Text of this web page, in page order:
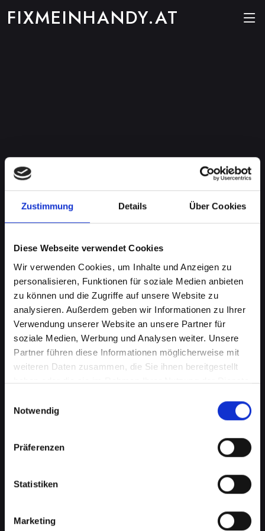
Zustimmung Details Über Cookies
Diese Webseite verwendet Cookies
Wir verwenden Cookies, um Inhalte und Anzeigen zu
personalisieren, Funktionen für soziale Medien anbieten
zu können und die Zugriffe auf unsere Website zu
analysieren. Außerdem geben wir Informationen zu Ihrer
Verwendung unserer Website an unsere Partner für
soziale Medien, Werbung und Analysen weiter. Unsere
Partner führen diese Informationen möglicherweise mit
weiteren Daten zusammen, die Sie ihnen bereitgestellt
haben oder die sie im Rahmen Ihrer Nutzung der Dienste
Notwendig
Präferenzen
Statistiken
Marketing
FIXMEINHANDY.AT
Mikrofondefekt bei Ihrem
IPHONE-XS in Bad-schönau?
Lassen Sie es jetzt reparieren
Ein defektes Mikrofon kann Ihre Fähigkeit, an
Telefongesprächen teilzunehmen, erheblich
beeinträchtigen. Dies kann besonders störend
sein, wenn Sie auf Ihr IPHONE-XS für wichtige